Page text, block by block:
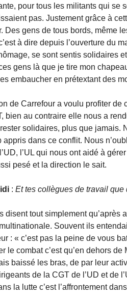
pour tous les militants qui se
pas. Justement grâce à
Des gens de tous bords, même
à dire depuis l’ouverture du
se sont sentis solidaires
gens là que je tire mon
embaucher en prétextant des
de Carrefour a voulu profiter de
bien au contraire elle nous a
rester solidaires, plus que jamais.
appris dans ce conflit. Nous
l’UL qui nous ont aidé à
pesé et la direction le sait.
: Et tes collègues de travail que
disent tout simplement qu’après
Souvent ils
: « c’est pas la peine de vous
le combat c’est qu’en dehors
baissé les bras, de par leur
de la CGT de l’UD et de
la lutte c’est l’affrontement